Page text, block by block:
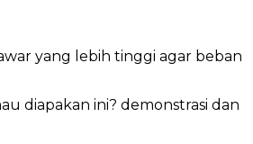
yang lebih tinggi agar beban
diapakan ini? demonstrasi dan